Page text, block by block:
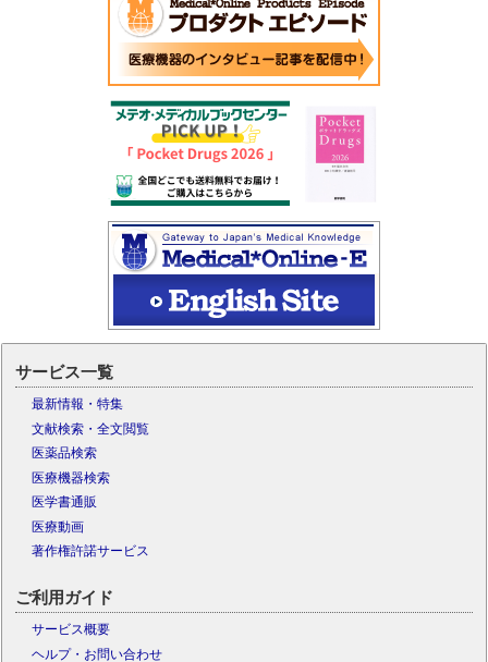
サービス一覧
最新情報・特集
文献検索・全文閲覧
医薬品検索
医療機器検索
医学書通販
医療動画
著作権許諾サービス
ご利用ガイド
サービス概要
ヘルプ・お問い合わせ